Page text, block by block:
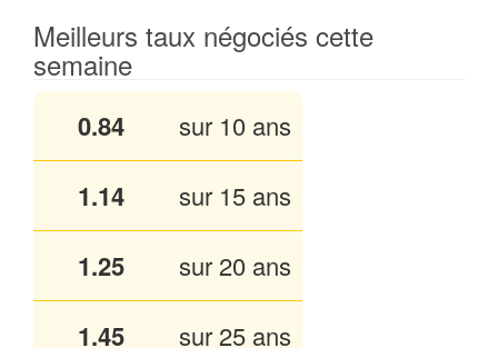
Meilleurs taux négociés cette
semaine
0.84 sur 10 ans
1.13 sur 15 ans
1.25 sur 20 ans
1.45 sur 25 ans